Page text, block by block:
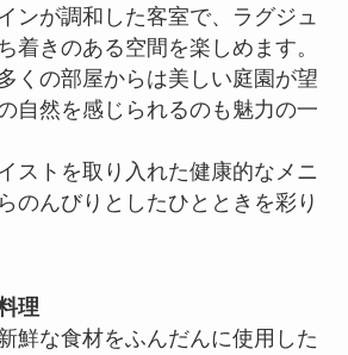
ンが調和した客室で、ラグジュ
着きのある空間を楽しめます。
多くの部屋からは美しい庭園が望
自然を感じられるのも魅力の一
ストを取り入れた健康的なメニ
のんびりとしたひとときを彩り
理
鮮な食材をふんだんに使用した